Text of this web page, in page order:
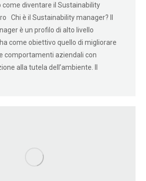
come diventare il Sustainability
Chi è il Sustainability manager? Il
è un profilo di alto livello
come obiettivo quello di migliorare
comportamenti aziendali con
alla tutela dell’ambiente. Il